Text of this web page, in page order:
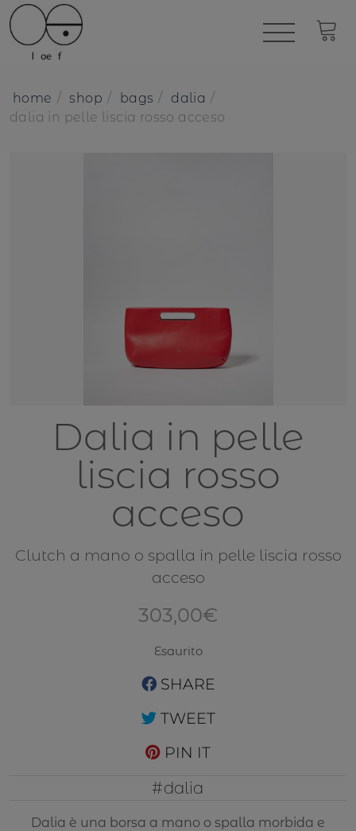
home shop bags
dalia
dalia in pelle liscia rosso acceso
Dalia in pelle
liscia rosso
acceso
Clutch a mano o spalla in pelle liscia rosso
acceso
303,00€
Esaurito
SHARE
TWEET
PIN IT
#dalia
Dalia è una borsa a mano o spalla morbida e